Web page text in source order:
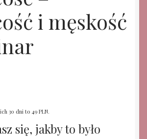
i męskość
30 dni to 49 PLN.
się, jakby to było